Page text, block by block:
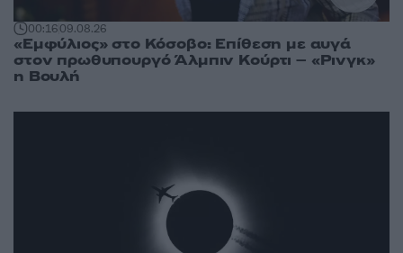
00:1609.08.26
«Εμφύλιος» στο Κόσοβο: Επίθεση με αυγά
στον πρωθυπουργό Άλμπιν Κούρτι – «Ρινγκ»
η Βουλή